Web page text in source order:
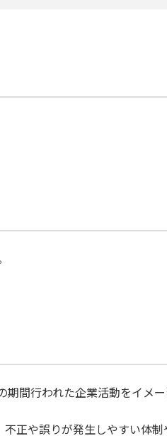
間行われた企業活動をイメー
正や誤りが発生しやすい体